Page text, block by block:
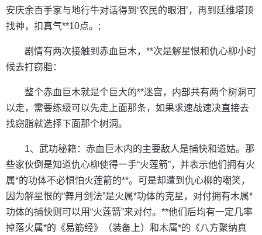
安庆余百手家与地行牛对话得到‘农民的眼泪’，再到廷维塔顶
找神，扣真气**10点。;
剧情有两次接触到赤血巨木，**次是解星恨和仇心柳小时
候去打窃脂：
整个赤血巨木就是个巨大的**迷宫，内部共有两个树洞可
以走，需要练级可以先走上面那条，如果求速战速决直接去
找窃脂就选择下面那个树洞。
1、武功秘籍：赤血巨木内的主要敌人是捕快和道姑。那
些家伙倒是知道仇心柳使得一手“火莲箭”，并表示他们拥有火
属*的功体不必惧怕火莲箭的**。可是却遭到仇心柳的嘲笑，
因为解星恨的“舞月剑法”是火属*功体的克星，对付拥有木属*
功体的捕快则可以用“火莲箭”来对付。**他们后均有一定几率
掉落火属*的《易筋经》（装备上）和木属*的《八方聚纳真